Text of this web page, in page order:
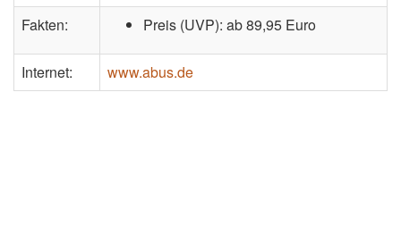
Fakten:
Preis (UVP): ab 89,95 Euro
Internet: www.abus.de